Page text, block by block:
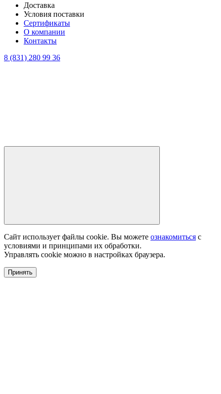
Доставка
Условия поставки
Сертификаты
О компании
Контакты
8 (831) 280 99 36
Сайт использует файлы cookie. Вы можете ознакомиться с
условиями и принципами их обработки.
Управлять cookie можно в настройках браузера.
Принять